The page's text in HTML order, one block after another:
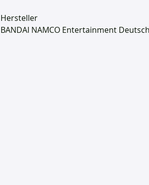
Hersteller
BANDAI NAMCO Entertainment